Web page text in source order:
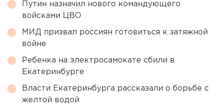
Путин назначил нового командующего
войсками ЦВО
МИД призвал россиян готовиться к затяжной
войне
Ребенка на электросамокате сбили в
Екатеринбурге
Власти Екатеринбурга рассказали о борьбе с
желтой водой